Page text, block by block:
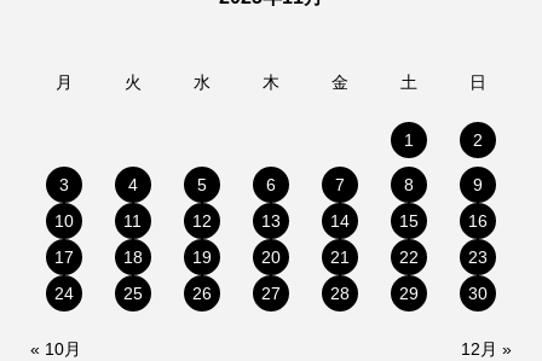
月 火 水 木 金 土 日
1 2
3 4 5 6 7 8
9
10
11 12 13 14 15
16
17
18 19 20 21 22
23
24
25 26 27 28 29 30
« 10月 12月 »